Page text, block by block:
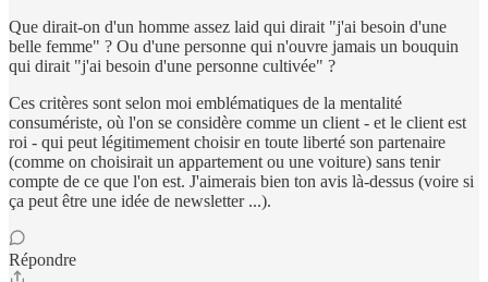
Que dirait-on d'un homme assez laid qui dirait "j'ai besoin d'une
belle femme" ? Ou d'une personne qui n'ouvre jamais un bouquin
qui dirait "j'ai besoin d'une personne cultivée" ?
Ces critères sont selon moi emblématiques de la mentalité
consumériste, où l'on se considère comme un client - et le client est
roi - qui peut légitimement choisir en toute liberté son partenaire
(comme on choisirait un appartement ou une voiture) sans tenir
compte de ce que l'on est. J'aimerais bien ton avis là-dessus (voire si
ça peut être une idée de newsletter ...).
Répondre